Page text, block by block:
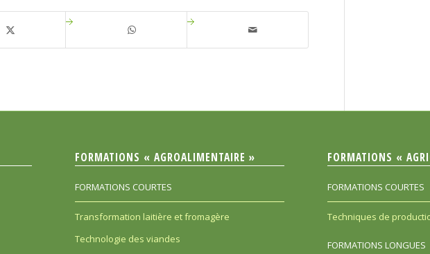
FORMATIONS « AGROALIMENTAIRE »
FORMATIONS COURTES
Transformation laitière et fromagère
Technologie des viandes
FORMATIONS «
FORMATIONS COURTES
Techniques de
FORMATIONS LONGUES